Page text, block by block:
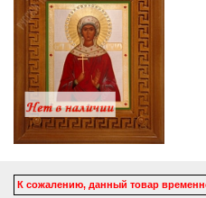
К сожалению, данный товар